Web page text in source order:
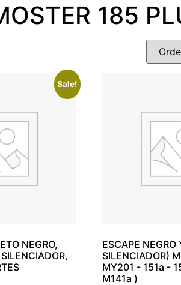
185
Sale!
NEGRO,
ESCAPE NEGRO
SILENCIADOR)
MY201 - 151a -
M141a )